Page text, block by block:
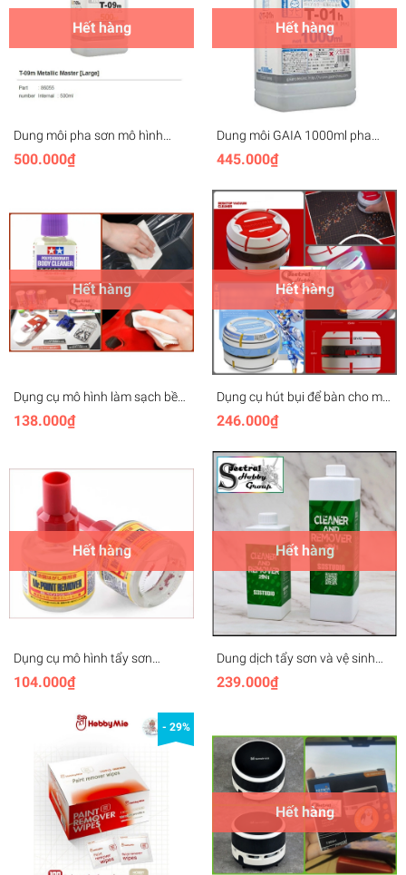
Hết hàng
Dung môi pha sơn mô hình
lacquer Gaia Thinner Metallic
Master T09
500.000₫
Hết hàng
Dung môi GAIA 1000ml pha
các loại sơn lacquer T01h T-01h
T 01h thinner
445.000₫
Hết hàng
Dụng cụ mô hình làm sạch bề
mặt trước khi sơn và tẩy sơn
Polycarbonate Body Cleaner
138.000₫
Hết hàng
Dụng cụ hút bụi để bàn cho mô
hình mini Desktop Vacuum
Cleaner Tool hobby MIO
246.000₫
Hết hàng
Dụng cụ mô hình tẩy sơn
mr.hobby paint remover
104.000₫
Hết hàng
Dung dịch tẩy sơn và vệ sinh
mô hình 2in1 Cleaner and
remover PVC Resin GK ATM SH
239.000₫
- 29%
Hết hàng